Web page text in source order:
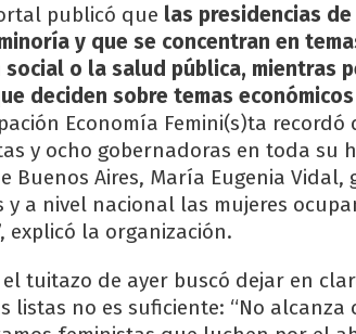
publicó que las presidencias
y que se concentran en
o la salud pública, mientras
deciden sobre temas
Economía Femini(s)ta
y ocho gobernadoras en toda su
Buenos Aires, María Eugenia
y a nivel nacional las mujeres
explicó la organización.
tuitazo de ayer buscó dejar en
listas no es suficiente: “No